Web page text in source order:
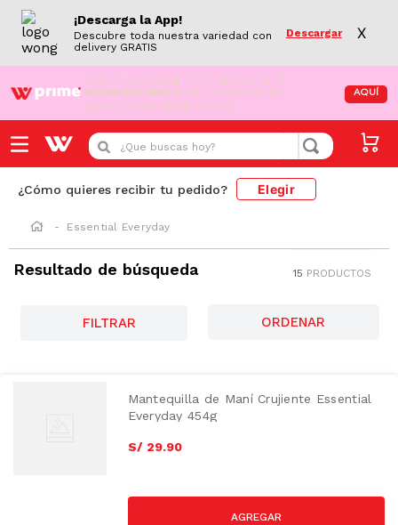
¡Descarga la App!
Descubre toda nuestra variedad con
delivery GRATIS
Descargar X
¡Aún no eres Wong Prime! Aprovecha el
DESPACHO GRATIS en tus compras de
supermercado desde S/79.90
AQUÍ
¿Que buscas hoy?
¿Cómo quieres recibir tu pedido? Elegir
Essential Everyday
Resultado de búsqueda 15 PRODUCTOS
FILTRAR
SAT
Mantequilla de Maní Crujiente Essential
Everyday 454g
S/ 29.90